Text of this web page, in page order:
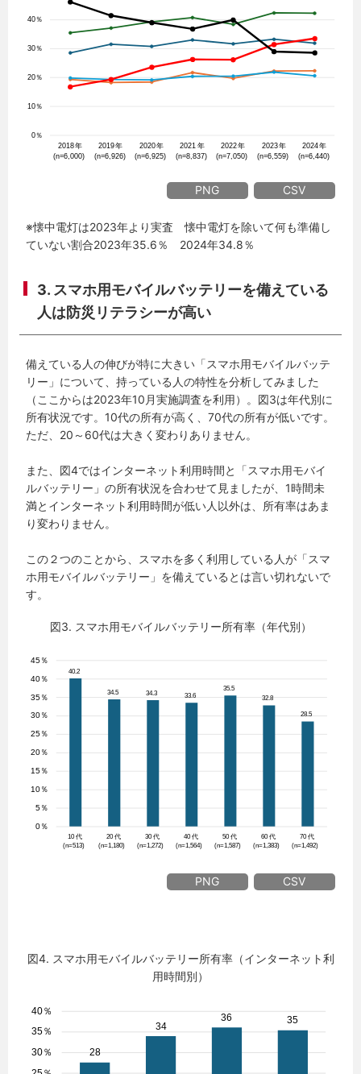
PNG CSV
※懐中電灯は2023年より実査 懐中電灯を除いて何も準備し
ていない割合2023年35.6％ 2024年34.8％
3. スマホ用モバイルバッテリーを備えている
人は防災リテラシーが高い
備えている人の伸びが特に大きい「スマホ用モバイルバッテ
リー」について、持っている人の特性を分析してみました
（ここからは2023年10月実施調査を利用）。図3は年代別に
所有状況です。10代の所有が高く、70代の所有が低いです。
ただ、20～60代は大きく変わりありません。
また、図4ではインターネット利用時間と「スマホ用モバイ
ルバッテリー」の所有状況を合わせて見ましたが、1時間未
満とインターネット利用時間が低い人以外は、所有率はあま
り変わりません。
この２つのことから、スマホを多く利用している人が「スマ
ホ用モバイルバッテリー」を備えているとは言い切れないで
す。
図3. スマホ用モバイルバッテリー所有率（年代別）
PNG CSV
図4. スマホ用モバイルバッテリー所有率（インターネット利
用時間別）